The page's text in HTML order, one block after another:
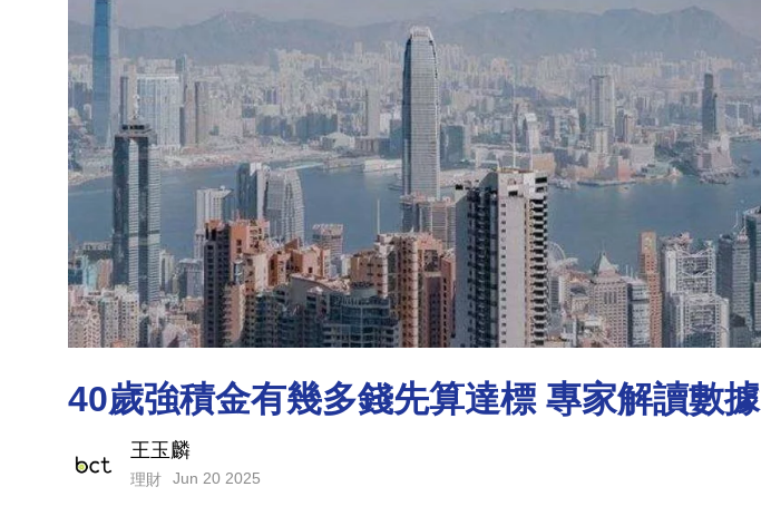
40歲強積金有幾多錢先算達標 專家解讀數據
王玉麟
理財 Jun 20 2025